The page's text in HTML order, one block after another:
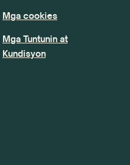
Mga cookies
Mga Tuntunin at
Kundisyon